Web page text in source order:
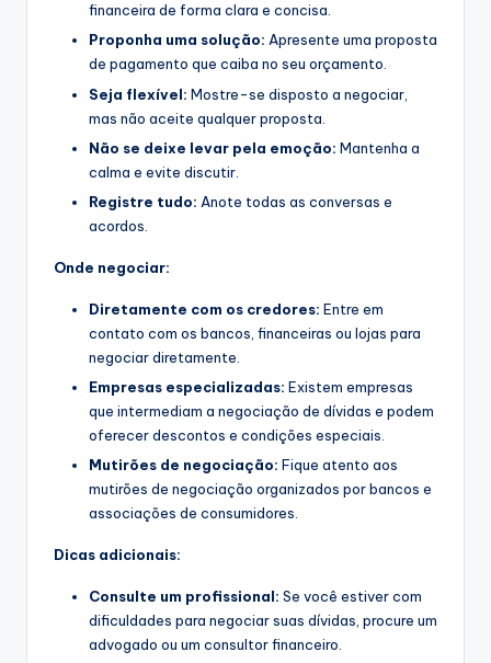
financeira de forma clara e concisa.
Proponha uma solução: Apresente uma proposta
de pagamento que caiba no seu orçamento.
Seja flexível: Mostre-se disposto a negociar,
mas não aceite qualquer proposta.
Não se deixe levar pela emoção: Mantenha a
calma e evite discutir.
Registre tudo: Anote todas as conversas e
acordos.
Onde negociar:
Diretamente com os credores: Entre em
contato com os bancos, financeiras ou lojas para
negociar diretamente.
Empresas especializadas: Existem empresas
que intermediam a negociação de dívidas e podem
oferecer descontos e condições especiais.
Mutirões de negociação: Fique atento aos
mutirões de negociação organizados por bancos e
associações de consumidores.
Dicas adicionais:
Consulte um profissional: Se você estiver com
dificuldades para negociar suas dívidas, procure um
advogado ou um consultor financeiro.